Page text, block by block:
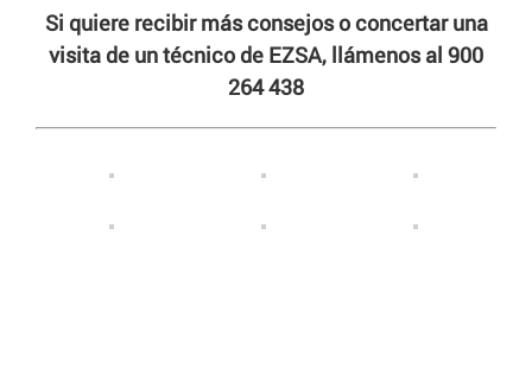
Si quiere recibir más consejos o concertar una
visita de un técnico de EZSA, llámenos al 900
264 438